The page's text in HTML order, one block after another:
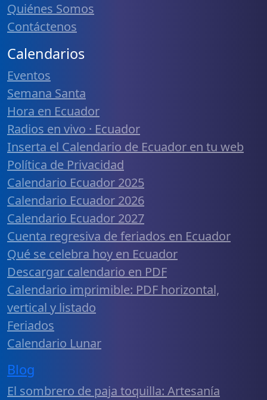
Quiénes Somos
Contáctenos
Calendarios
Eventos
Semana Santa
Hora en Ecuador
Radios en vivo · Ecuador
Inserta el Calendario de Ecuador en tu web
Política de Privacidad
Calendario Ecuador 2025
Calendario Ecuador 2026
Calendario Ecuador 2027
Cuenta regresiva de feriados en Ecuador
Qué se celebra hoy en Ecuador
Descargar calendario en PDF
Calendario imprimible: PDF horizontal,
vertical y listado
Feriados
Calendario Lunar
Blog
El sombrero de paja toquilla: Artesanía